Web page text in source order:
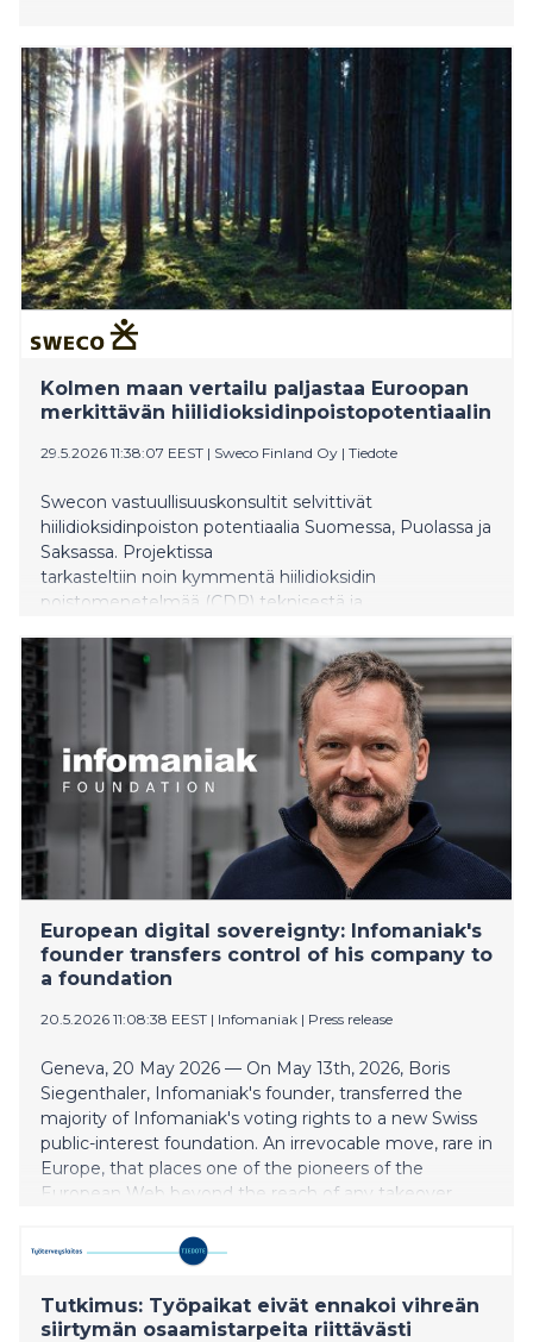
Kolmen maan vertailu paljastaa Euroopan
merkittävän hiilidioksidinpoistopotentiaalin
29.5.2026 11:38:07 EEST | Sweco Finland Oy | Tiedote
Swecon vastuullisuuskonsultit selvittivät
hiilidioksidinpoiston potentiaalia Suomessa, Puolassa ja
Saksassa. Projektissa
tarkasteltiin noin kymmentä hiilidioksidin
poistomenetelmää (CDR) teknisestä ja
viimeisintä tutkimusdataa.
European digital sovereignty: Infomaniak's
founder transfers control of his company to
a foundation
20.5.2026 11:08:38 EEST | Infomaniak | Press release
Geneva, 20 May 2026 — On May 13th, 2026, Boris
Siegenthaler, Infomaniak's founder, transferred the
majority of Infomaniak's voting rights to a new Swiss
public-interest foundation. An irrevocable move, rare in
Europe, that places one of the pioneers of the
European Web beyond the reach of any takeover.
Tutkimus: Työpaikat eivät ennakoi vihreän
siirtymän osaamistarpeita riittävästi